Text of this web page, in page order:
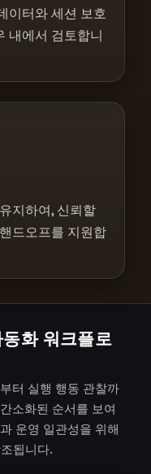
이터와 세션 보호
내에서 검토합니
지하여, 신뢰할
드오프를 지원합
화 워크플로
터 실행 행동 관찰까
소화된 순서를 보여
운영 일관성을 위해
됩니다.